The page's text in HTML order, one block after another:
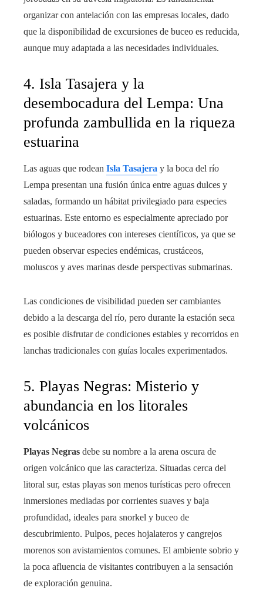
organizar con antelación con las empresas locales, dado
que la disponibilidad de excursiones de buceo es reducida,
aunque muy adaptada a las necesidades individuales.
4. Isla Tasajera y la
desembocadura del Lempa: Una
profunda zambullida en la riqueza
estuarina
Las aguas que rodean Isla Tasajera y la boca del río
Lempa presentan una fusión única entre aguas dulces y
saladas, formando un hábitat privilegiado para especies
estuarinas. Este entorno es especialmente apreciado por
biólogos y buceadores con intereses científicos, ya que se
pueden observar especies endémicas, crustáceos,
moluscos y aves marinas desde perspectivas submarinas.
Las condiciones de visibilidad pueden ser cambiantes
debido a la descarga del río, pero durante la estación seca
es posible disfrutar de condiciones estables y recorridos en
lanchas tradicionales con guías locales experimentados.
5. Playas Negras: Misterio y
abundancia en los litorales
volcánicos
Playas Negras debe su nombre a la arena oscura de
origen volcánico que las caracteriza. Situadas cerca del
litoral sur, estas playas son menos turísticas pero ofrecen
inmersiones mediadas por corrientes suaves y baja
profundidad, ideales para snorkel y buceo de
descubrimiento. Pulpos, peces hojalateros y cangrejos
morenos son avistamientos comunes. El ambiente sobrio y
la poca afluencia de visitantes contribuyen a la sensación
de exploración genuina.